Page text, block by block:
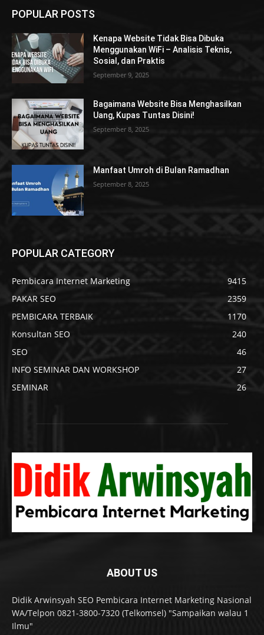
POPULAR POSTS
Kenapa Website Tidak Bisa Dibuka
Menggunakan WiFi – Analisis Teknis,
Sosial, dan Praktis
September 9, 2025
Bagaimana Website Bisa Menghasilkan
Uang, Kupas Tuntas Disini!
September 8, 2025
Manfaat Umroh di Bulan Ramadhan
September 8, 2025
POPULAR CATEGORY
Pembicara Internet Marketing
9415
PAKAR SEO
2359
PEMBICARA TERBAIK
1170
Konsultan SEO
240
SEO
46
INFO SEMINAR DAN WORKSHOP
27
SEMINAR
26
ABOUT US
Didik Arwinsyah SEO Pembicara Internet Marketing Nasional
WA/Telpon 0821-3800-7320 (Telkomsel) "Sampaikan walau 1
Ilmu"